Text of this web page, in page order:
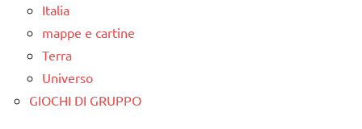
Italia
mappe e cartine
Terra
Universo
GIOCHI DI GRUPPO